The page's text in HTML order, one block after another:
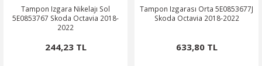
Tampon Izgara Nikelajı Sol
5E0853767 Skoda Octavia 2018-
2022
244,23 TL
Tampon Izgarası Orta 5E0853677J
Skoda Octavia 2018-2022
633,80 TL